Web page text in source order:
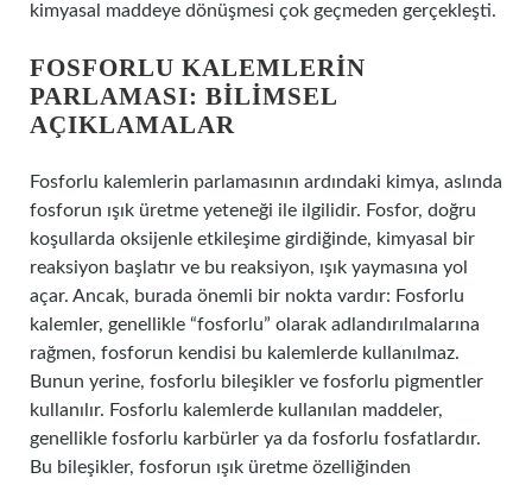
kimyasal maddeye dönüşmesi çok geçmeden gerçekleşti.
FOSFORLU KALEMLERIN
PARLAMASI: BILIMSEL
AÇIKLAMALAR
Fosforlu kalemlerin parlamasının ardındaki kimya, aslında
fosforun ışık üretme yeteneği ile ilgilidir. Fosfor, doğru
koşullarda oksijenle etkileşime girdiğinde, kimyasal bir
reaksiyon başlatır ve bu reaksiyon, ışık yaymasına yol
açar. Ancak, burada önemli bir nokta vardır: Fosforlu
kalemler, genellikle “fosforlu” olarak adlandırılmalarına
rağmen, fosforun kendisi bu kalemlerde kullanılmaz.
Bunun yerine, fosforlu bileşikler ve fosforlu pigmentler
kullanılır. Fosforlu kalemlerde kullanılan maddeler,
genellikle fosforlu karbürler ya da fosforlu fosfatlardır.
Bu bileşikler, fosforun ışık üretme özelliğinden